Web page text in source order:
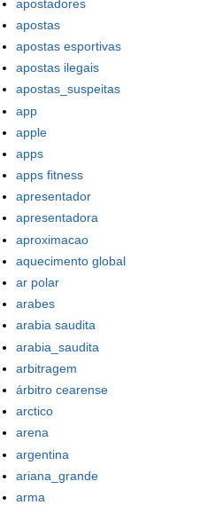
apostadores
apostas
apostas esportivas
apostas ilegais
apostas_suspeitas
app
apple
apps
apps fitness
apresentador
apresentadora
aproximacao
aquecimento global
ar polar
arabes
arabia saudita
arabia_saudita
arbitragem
árbitro cearense
arctico
arena
argentina
ariana_grande
arma